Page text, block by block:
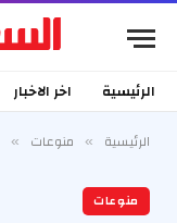
الرئيسية اخر الاخبار
الرئيسية » منوعات »
منوعات